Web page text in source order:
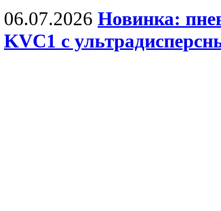
06.07.2026 Новинка:
KVC1 с